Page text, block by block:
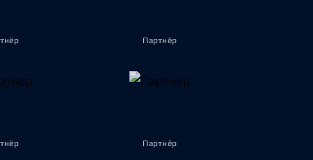
Партнёр
Партнёр